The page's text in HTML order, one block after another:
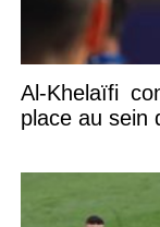
Al-Khelaïfi
place au sein